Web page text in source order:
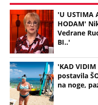
'U USTIMA
HODAM'
Vedrane
BI..'
'KAD
postavila
na noge,